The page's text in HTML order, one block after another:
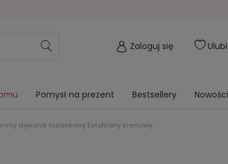
Zaloguj się
Pomysł na prezent Bestsellery Nowości
dywanik łazienkowy Eurofirany kremowy